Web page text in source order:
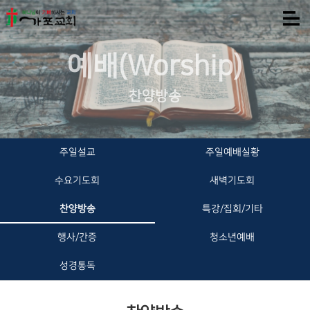
예배(Worship)
찬양방송
주일설교 주일예배실황
수요기도회 새벽기도회
찬양방송 특강/집회/기타
행사/간증 청소년예배
성경통독